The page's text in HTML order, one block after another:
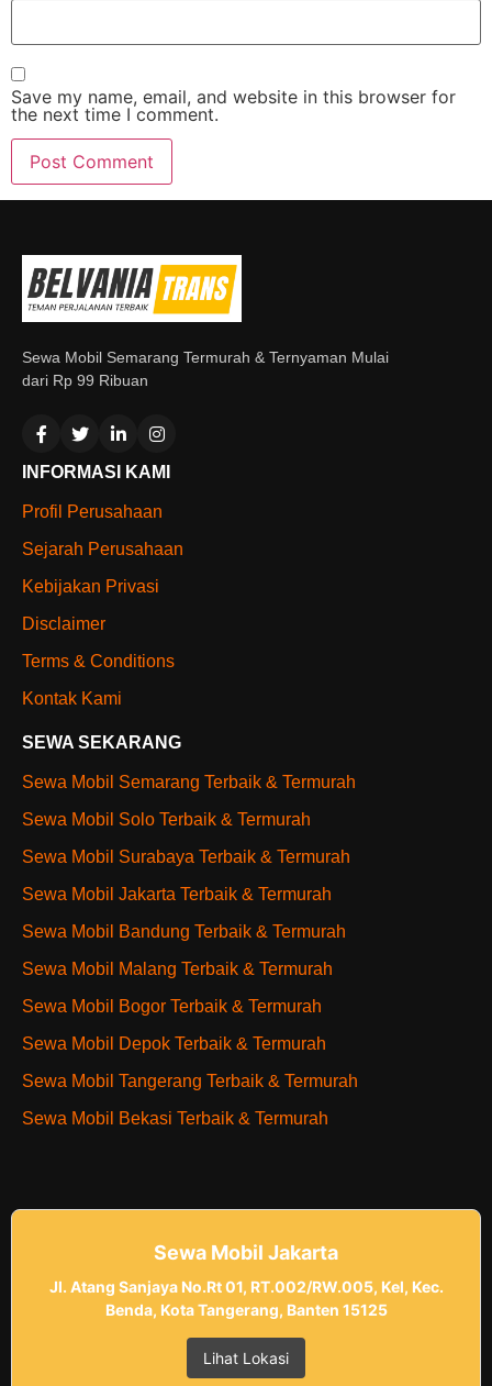
Save my name, email, and website in this browser for
the next time I comment.
Sewa Mobil Semarang Termurah & Ternyaman Mulai
dari Rp 99 Ribuan
INFORMASI KAMI
Profil Perusahaan
Sejarah Perusahaan
Kebijakan Privasi
Disclaimer
Terms & Conditions
Kontak Kami
SEWA SEKARANG
Sewa Mobil Semarang Terbaik & Termurah
Sewa Mobil Solo Terbaik & Termurah
Sewa Mobil Surabaya Terbaik & Termurah
Sewa Mobil Jakarta Terbaik & Termurah
Sewa Mobil Bandung Terbaik & Termurah
Sewa Mobil Malang Terbaik & Termurah
Sewa Mobil Bogor Terbaik & Termurah
Sewa Mobil Depok Terbaik & Termurah
Sewa Mobil Tangerang Terbaik & Termurah
Sewa Mobil Bekasi Terbaik & Termurah
Sewa Mobil Jakarta
Jl. Atang Sanjaya No.Rt 01, RT.002/RW.005, Kel, Kec.
Benda, Kota Tangerang, Banten 15125
Lihat Lokasi